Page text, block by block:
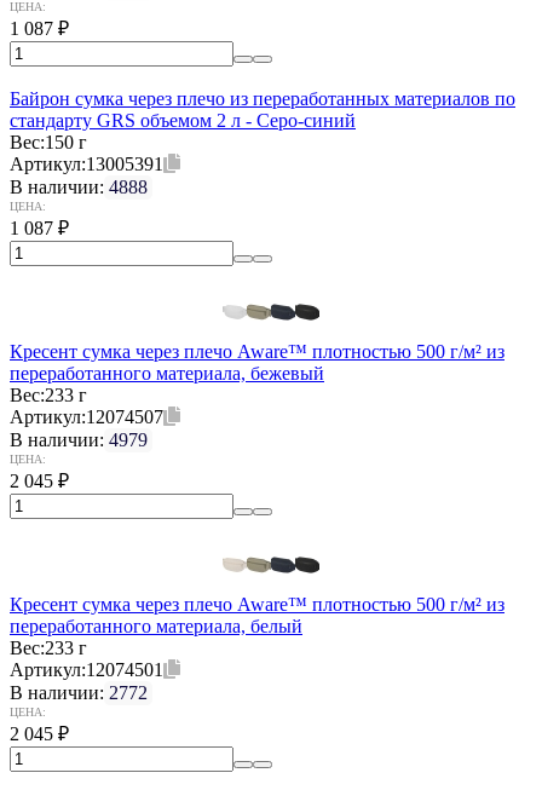
ЦЕНА:
1 087 ₽
Байрон сумка через плечо из переработанных материалов по
стандарту GRS объемом 2 л - Серо-синий
Вес:150 г
Артикул:13005391
В наличии: 4888
ЦЕНА:
1 087 ₽
Кресент сумка через плечо Aware™ плотностью 500 г/м² из
переработанного материала, бежевый
Вес:233 г
Артикул:12074507
В наличии: 4979
ЦЕНА:
2 045 ₽
Кресент сумка через плечо Aware™ плотностью 500 г/м² из
переработанного материала, белый
Вес:233 г
Артикул:12074501
В наличии: 2772
ЦЕНА:
2 045 ₽